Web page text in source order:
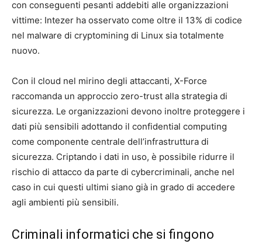
con conseguenti pesanti addebiti alle organizzazioni
vittime: Intezer ha osservato come oltre il 13% di codice
nel malware di cryptomining di Linux sia totalmente
nuovo.
Con il cloud nel mirino degli attaccanti, X-Force
raccomanda un approccio zero-trust alla strategia di
sicurezza. Le organizzazioni devono inoltre proteggere i
dati più sensibili adottando il confidential computing
come componente centrale dell’infrastruttura di
sicurezza. Criptando i dati in uso, è possibile ridurre il
rischio di attacco da parte di cybercriminali, anche nel
caso in cui questi ultimi siano già in grado di accedere
agli ambienti più sensibili.
Criminali informatici che si fingono